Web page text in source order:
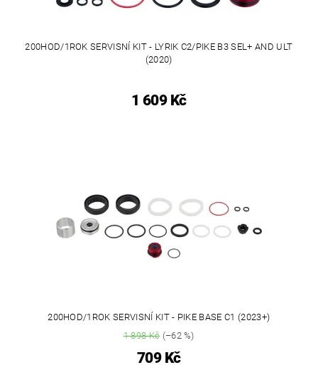
200HOD/1ROK SERVISNÍ KIT - LYRIK C2/PIKE B3 SEL+ AND ULT
(2020)
1 609 Kč
200HOD/1ROK SERVISNÍ KIT - PIKE BASE C1 (2023+)
1 898 Kč(–62 %)
709 Kč